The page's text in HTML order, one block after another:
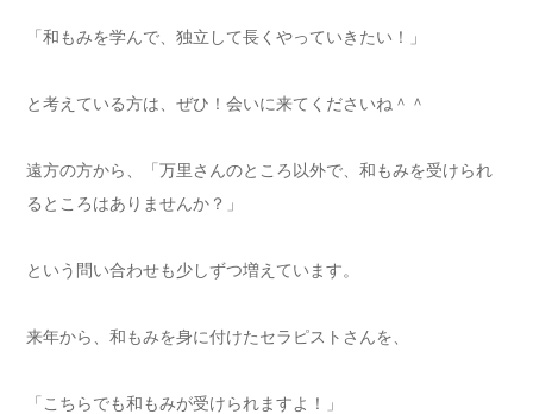
「和もみを学んで、独立して長くやっていきたい！」
と考えている方は、ぜひ！会いに来てくださいね＾＾
遠方の方から、「万里さんのところ以外で、和もみを受けられ
るところはありませんか？」
という問い合わせも少しずつ増えています。
来年から、和もみを身に付けたセラピストさんを、
「こちらでも和もみが受けられますよ！」